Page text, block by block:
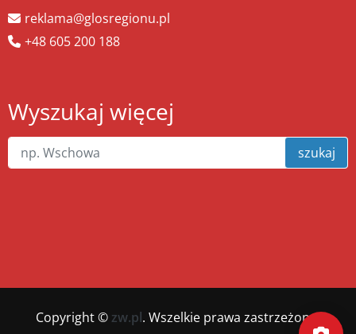
reklama@glosregionu.pl
+48 605 200 188
Wyszukaj więcej
szukaj
Copyright © zw.pl. Wszelkie prawa zastrzeżone.